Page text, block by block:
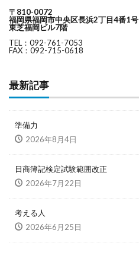
〒810-0072
福岡県福岡市中央区長浜2丁目4番1号
東芝福岡ビル7階
TEL：092-761-7053
FAX：092-715-0618
最新記事
準備力
2026年8月4日
日商簿記検定試験範囲改正
2026年7月22日
考える人
2026年6月25日